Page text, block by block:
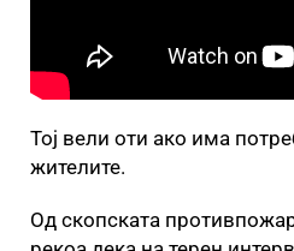
Тој вели оти ако има
жителите.
Од скопската